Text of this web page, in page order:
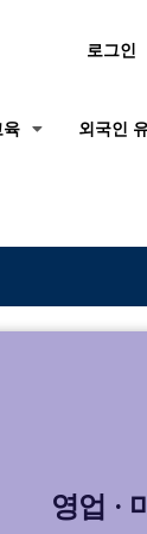
로그인
육 외국인
영업 ·